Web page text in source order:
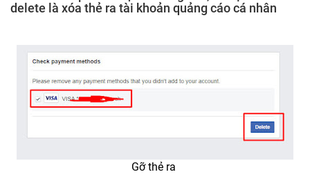
delete là xóa thẻ ra tài khoản quảng cáo cá nhân
Gỡ thẻ ra